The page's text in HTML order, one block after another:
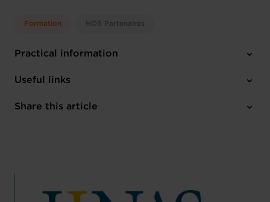
Formation HOS Partenaires
Practical information
Friday 10 Jul 2026 > Friday 24 Jul 2026
English
Useful links
Register here
Share this article